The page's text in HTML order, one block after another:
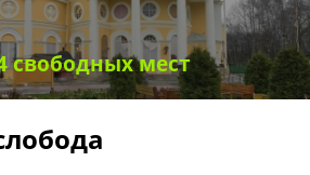
свободных мест